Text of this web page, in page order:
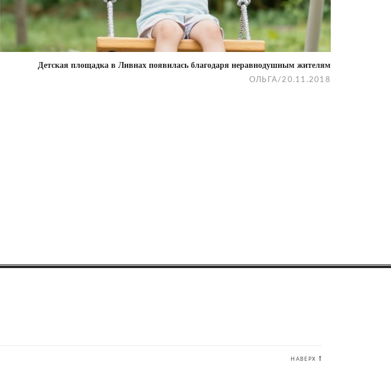
Детская площадка в Ливнах появилась благодаря неравнодушным жителям
ОЛЬГА / 20.11.2018
НАВЕРХ